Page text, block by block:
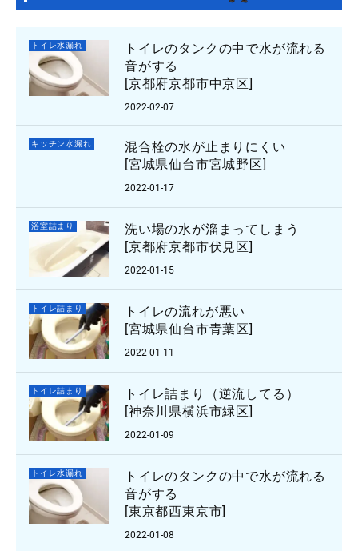
トイレ水漏れ
トイレのタンクの中で水が流れる
音がする
[京都府京都市中京区]
2022-02-07
キッチン水漏れ
混合栓の水が止まりにくい
[宮城県仙台市宮城野区]
2022-01-17
浴室詰まり
洗い場の水が溜まってしまう
[京都府京都市伏見区]
2022-01-15
トイレ詰まり
トイレの流れが悪い
[宮城県仙台市青葉区]
2022-01-11
トイレ詰まり
トイレ詰まり（逆流してる）
[神奈川県横浜市緑区]
2022-01-09
トイレ水漏れ
トイレのタンクの中で水が流れる
音がする
[東京都西東京市]
2022-01-08